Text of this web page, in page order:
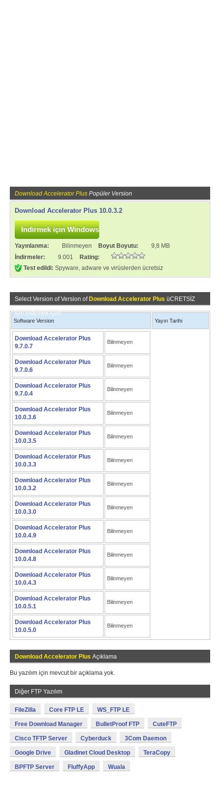
Download Accelerator Plus Popüler Version
Download Accelerator Plus 10.0.3.2
Yayınlanma: Bilinmeyen Boyut Boyutu:
9,8 MB
İndirmeler:
9.001
Rating:
Test edildi: Spyware, adware ve virüslerden ücretsiz
Select Version of Version of Download Accelerator Plus üCRETSİZ
için indirmek için!
Software Version Yayın Tarihi
Download Accelerator Plus
9.7.0.7
Bilinmeyen
Download Accelerator Plus
9.7.0.6
Bilinmeyen
Download Accelerator Plus
9.7.0.4
Bilinmeyen
Download Accelerator Plus
10.0.3.6
Bilinmeyen
Download Accelerator Plus
10.0.3.5
Bilinmeyen
Download Accelerator Plus
10.0.3.3
Bilinmeyen
Download Accelerator Plus
10.0.3.2
Bilinmeyen
Download Accelerator Plus
10.0.3.0
Bilinmeyen
Download Accelerator Plus
10.0.4.9
Bilinmeyen
Download Accelerator Plus
10.0.4.8
Bilinmeyen
Download Accelerator Plus
10.0.4.3
Bilinmeyen
Download Accelerator Plus
10.0.5.1
Bilinmeyen
Download Accelerator Plus
10.0.5.0
Bilinmeyen
Download Accelerator Plus Açıklama
Bu yazılım için mevcut bir açıklama yok.
Diğer FTP Yazılım
FileZilla Core FTP LE WS_FTP LE
Free Download Manager BulletProof FTP CuteFTP
Cisco TFTP Server Cyberduck 3Com Daemon
Google Drive Gladinet Cloud Desktop TeraCopy
BPFTP Server FluffyApp Wuala